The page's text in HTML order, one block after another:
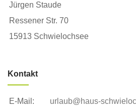
Jürgen Staude
Ressener Str. 70
15913 Schwielochsee
Kontakt
E-Mail:
urlaub@haus-